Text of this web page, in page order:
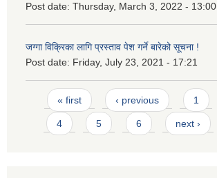
Post date: Thursday, March 3, 2022 - 13:00
जग्गा विक्रिका लागि प्रस्ताव पेश गर्ने बारेको सूचना !
Post date: Friday, July 23, 2021 - 17:21
Pages
« first ‹ previous 1
4 5 6 next ›